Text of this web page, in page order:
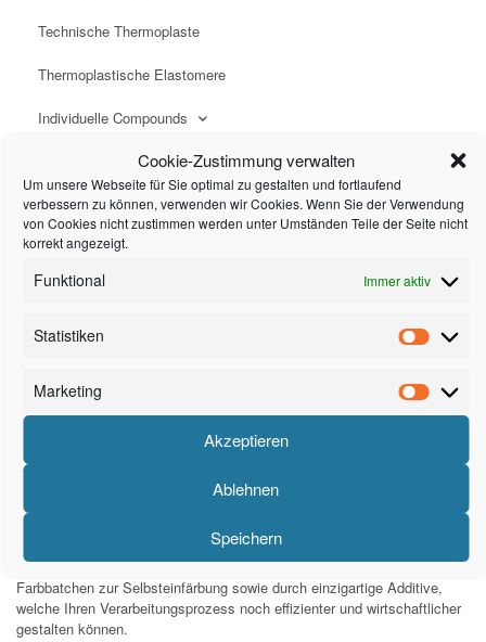
Cookie-Zustimmung verwalten
Um unsere Webseite für Sie optimal zu gestalten und fortlaufend
verbessern zu können, verwenden wir Cookies. Wenn Sie der Verwendung
von Cookies nicht zustimmen werden unter Umständen Teile der Seite nicht
korrekt angezeigt.
Funktional Immer aktiv
Statistiken
Marketing
Akzeptieren
Ablehnen
Speichern
Technische Thermoplaste
Thermoplastische Elastomere
Individuelle Compounds
Masterbatche / Additive
Material-Anfrage
Thermoplastische Kunststoff
Unser Lieferprogramm umfasst Standard- und technische Kunststoffe
als Granulate und original verpackte 1A-Typware, auf Wunsch auch als
NT-Ware, Industriequalität, Regranulate und Mahlgüter.
Zu jeder Lieferung erhalten Sie bei 1A-Typware selbstverständlich ein
Abgerundet wird unsere Produktpalette durch das Angebot von
Farbbatchen zur Selbsteinfärbung sowie durch einzigartige Additive,
welche Ihren Verarbeitungsprozess noch effizienter und wirtschaftlicher
gestalten können.